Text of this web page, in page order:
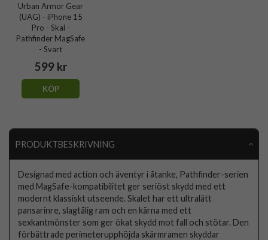
Urban Armor Gear
(UAG) - iPhone 15
Pro - Skal -
Pathfinder MagSafe
- Svart
599 kr
KÖP
PRODUKTBESKRIVNING
Designad med action och äventyr i åtanke, Pathfinder-serien
med MagSafe-kompatibilitet ger seriöst skydd med ett
modernt klassiskt utseende. Skalet har ett ultralätt
pansarinre, slagtålig ram och en kärna med ett
sexkantmönster som ger ökat skydd mot fall och stötar. Den
förbättrade perimeterupphöjda skärmramen skyddar